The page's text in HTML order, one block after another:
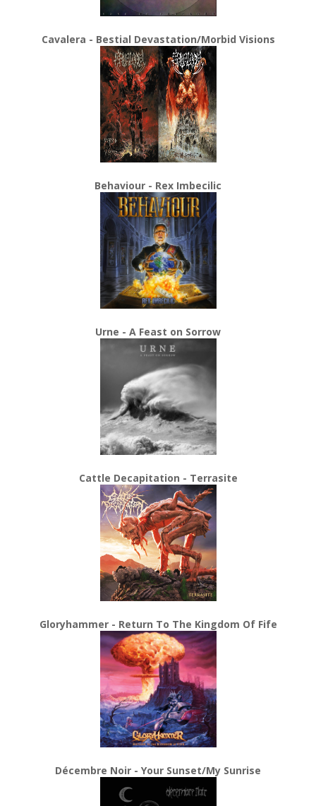
Cavalera - Bestial Devastation/Morbid Visions
Behaviour - Rex Imbecilic
Urne - A Feast on Sorrow
Cattle Decapitation - Terrasite
Gloryhammer - Return To The Kingdom Of Fife
Décembre Noir - Your Sunset/My Sunrise